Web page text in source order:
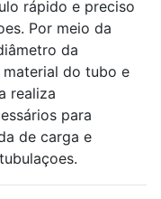
rápido e preciso
Por meio da
da
do tubo e
realiza
para
de carga e